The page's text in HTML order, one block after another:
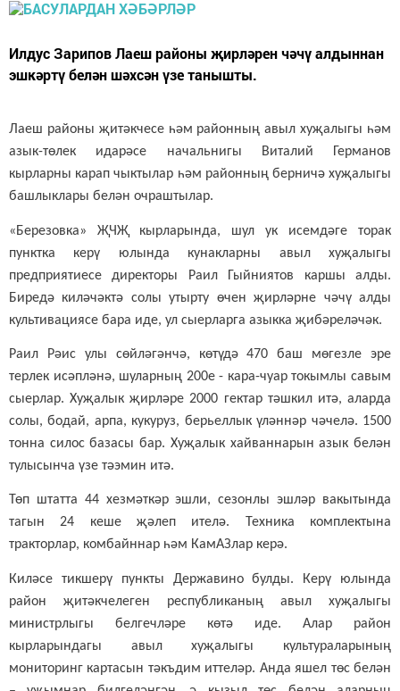
Илдус Зарипов Лаеш районы җирләрен чәчү алдыннан
эшкәртү белән шәхсән үзе танышты.
Лаеш районы җитәкчесе һәм районның авыл хуҗалыгы һәм
азык-төлек идарәсе начальнигы Виталий Германов
кырларны карап чыктылар һәм районның берничә хуҗалыгы
башлыклары белән очраштылар.
«Березовка» ҖЧҖ кырларында, шул ук исемдәге торак
пунктка керү юлында кунакларны авыл хуҗалыгы
предприятиесе директоры Раил Гыйниятов каршы алды.
Биредә киләчәктә солы утырту өчен җирләрне чәчү алды
культивациясе бара иде, ул сыерларга азыкка җибәреләчәк.
Раил Рәис улы сөйләгәнчә, көтүдә470 баш мөгезле эре
терлек исәпләнә, шуларның 200е - кара-чуар токымлы савым
сыерлар. Хуҗалык җирләре 2000 гектар тәшкил итә, аларда
солы, бодай, арпа, кукуруз, берьеллык үләннәр чәчелә. 1500
тонна силос базасы бар. Хуҗалык хайваннарын азык белән
тулысынча үзе тәэмин итә.
Төп штатта 44 хезмәткәр эшли, сезонлы эшләр вакытында
тагын 24 кеше җәлеп ителә. Техника комплектына
тракторлар, комбайннар һәм КамАЗлар керә.
Киләсе тикшерү пункты Державино булды.
Керү юлында
район җитәкчелеген республиканың авыл хуҗалыгы
министрлыгы белгечләре көтә иде. Алар район
кырларындагы авыл хуҗалыгы культураларының
мониторинг картасын тәкъдим иттеләр. Анда яшел төс белән